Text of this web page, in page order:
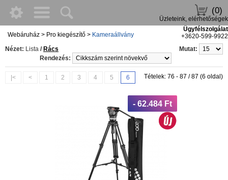
(0)
Üzleteink, elérhetőségek
Ügyfélszolgálat
+3620-599-9922
Webáruház > Pro kiegészítő > Kameraállvány
Nézet: Lista / Rács
Mutat:
Rendezés:
|< < 1 2 3 4 5 6 Tételek: 76 - 87 / 87 (6 oldal)
- 62.484 Ft